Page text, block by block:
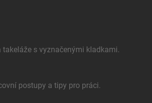
takeláže s vyznačenými kladkami.
postupy a tipy pro práci.